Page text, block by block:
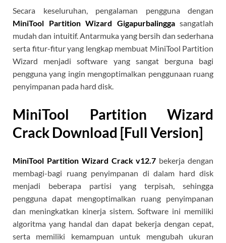
Secara keseluruhan, pengalaman pengguna dengan
MiniTool Partition Wizard Gigapurbalinggasangatlah
mudah dan intuitif. Antarmuka yang bersih dan sederhana
serta fitur-fitur yang lengkap membuat MiniTool Partition
Wizard menjadi software yang sangat berguna bagi
pengguna yang ingin mengoptimalkan penggunaan ruang
penyimpanan pada hard disk.
MiniTool Partition Wizard
Crack Download [Full Version]
MiniTool Partition Wizard Crack v12.7 bekerja dengan
membagi-bagi ruang penyimpanan di dalam hard disk
menjadi beberapa partisi yang terpisah, sehingga
pengguna dapat mengoptimalkan ruang penyimpanan
dan meningkatkan kinerja sistem. Software ini memiliki
algoritma yang handal dan dapat bekerja dengan cepat,
serta memiliki kemampuan untuk mengubah ukuran